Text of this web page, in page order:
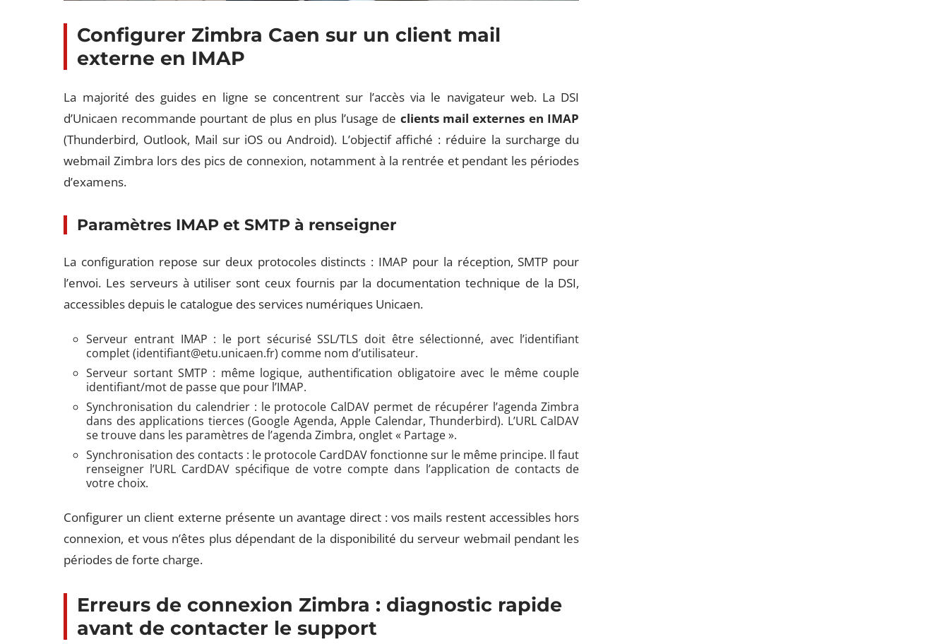
Configurer Zimbra Caen sur un client mail
externe en IMAP
La majorité des guides en ligne se concentrent sur l’accès via le navigateur web. La DSI
d’Unicaen recommande pourtant de plus en plus l’usage de clients mail externes en IMAP
(Thunderbird, Outlook, Mail sur iOS ou Android). L’objectif affiché : réduire la surcharge du
webmail Zimbra lors des pics de connexion, notamment à la rentrée et pendant les périodes
d’examens.
Paramètres IMAP et SMTP à renseigner
La configuration repose sur deux protocoles distincts : IMAP pour la réception, SMTP pour
l’envoi. Les serveurs à utiliser sont ceux fournis par la documentation technique de la DSI,
accessibles depuis le catalogue des services numériques Unicaen.
Serveur entrant IMAP : le port sécurisé SSL/TLS doit être sélectionné, avec l’identifiant
complet (identifiant@etu.unicaen.fr) comme nom d’utilisateur.
Serveur sortant SMTP : même logique, authentification obligatoire avec le même couple
identifiant/mot de passe que pour l’IMAP.
Synchronisation du calendrier : le protocole CalDAV permet de récupérer l’agenda Zimbra
dans des applications tierces (Google Agenda, Apple Calendar, Thunderbird). L’URL CalDAV
se trouve dans les paramètres de l’agenda Zimbra, onglet « Partage ».
Synchronisation des contacts : le protocole CardDAV fonctionne sur le même principe. Il faut
renseigner l’URL CardDAV spécifique de votre compte dans l’application de contacts de
votre choix.
Configurer un client externe présente un avantage direct : vos mails restent accessibles hors
connexion, et vous n’êtes plus dépendant de la disponibilité du serveur webmail pendant les
périodes de forte charge.
Erreurs de connexion Zimbra : diagnostic rapide
avant de contacter le support